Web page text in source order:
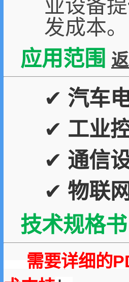
业设备
发成本。
应用范围
✔ 汽车
✔ 工业
✔ 通信
✔ 物联网
技术规格
需要详细的